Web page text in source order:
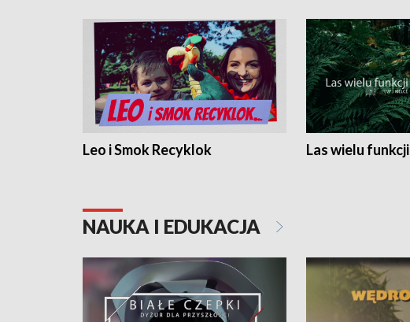
Leo i Smok Recyklok Las wielu funkcji
NAUKA I EDUKACJA